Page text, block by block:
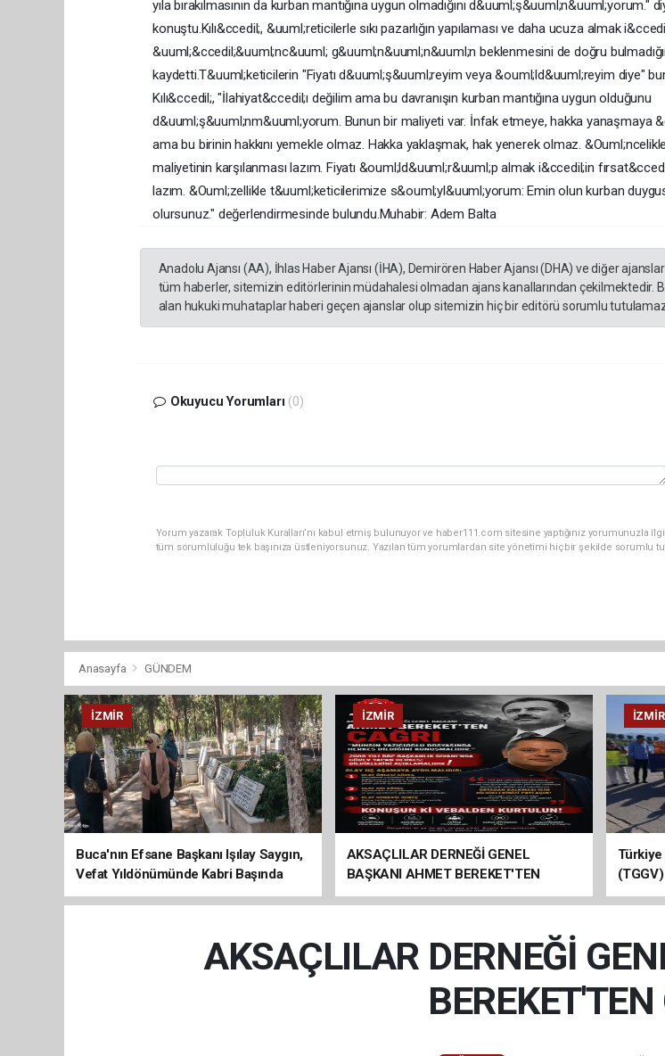
yıla bırakılmasının da kurban mantığına uygun olmadığını d&uuml;ş&uuml;n&uuml;yorum."
konuştu.Kılı&ccedil;, &uuml;reticilerle sıkı pazarlığın yapılaması ve daha ucuza almak
&uuml;&ccedil;&uuml;nc&uuml; g&uuml;n&uuml;n&uuml;n beklenmesini de doğru
kaydetti.T&uuml;keticilerin "Fiyatı d&uuml;ş&uuml;reyim veya &ouml;ld&uuml;reyim diye"
Kılı&ccedil;, "İlahiyat&ccedil;ı değilim ama bu davranışın kurban mantığına uygun olduğunu
d&uuml;ş&uuml;nm&uuml;yorum. Bunun bir maliyeti var. İnfak etmeye, hakka yanaşmaya
ama bu birinin hakkını yemekle olmaz. Hakka yaklaşmak, hak yenerek olmaz.
maliyetinin karşılanması lazım. Fiyatı &ouml;ld&uuml;r&uuml;p almak i&ccedil;in
lazım. &Ouml;zellikle t&uuml;keticilerimize s&ouml;yl&uuml;yorum: Emin olun kurban
olursunuz." değerlendirmesinde bulundu.Muhabir: Adem Balta
Anadolu Ajansı (AA), İhlas Haber Ajansı (İHA), Demirören Haber Ajansı (DHA) ve diğer
tüm haberler, sitemizin editörlerinin müdahalesi olmadan ajans kanallarından çekilmektedir.
alan hukuki muhataplar haberi geçen ajanslar olup sitemizin hiç bir editörü sorumlu
Okuyucu Yorumları (0)
Yorum yazarak Topluluk Kuralları’nı kabul etmiş bulunuyor ve haber111.com sitesine yaptığınız yorumunuzla
tüm sorumluluğu tek başınıza üstleniyorsunuz. Yazılan tüm yorumlardan site yönetimi hiçbir şekilde sorumlu
Anasayfa GÜNDEM
İZMIR
Buca'nın Efsane Başkanı Işılay Saygın,
Vefat Yıldönümünde Kabri Başında
Anıldı
İZMIR
AKSAÇLILAR DERNEĞİ GENEL
BAŞKANI AHMET BEREKET'TEN
ÇAĞRI
İZMIR
Türkiye
Kutladı
AKSAÇLILAR DERNEĞİ